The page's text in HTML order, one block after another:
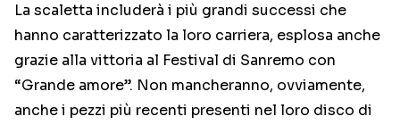
La scaletta includerà i più grandi successi che
hanno caratterizzato la loro carriera, esplosa anche
grazie alla vittoria al Festival di Sanremo con
“Grande amore”. Non mancheranno, ovviamente,
anche i pezzi più recenti presenti nel loro disco di